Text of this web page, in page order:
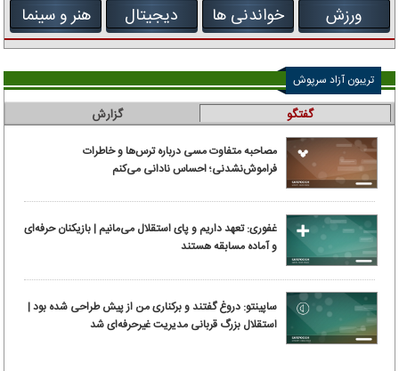
ورزش خواندنی ها دیجیتال هنر و سینما
تریبون آزاد سرپوش
گفتگو گزارش
مصاحبه متفاوت مسی درباره ترس‌ها و خاطرات
فراموش‌نشدنی؛ احساس نادانی می‌کنم
غفوری: تعهد داریم و پای استقلال می‌مانیم | بازیکنان حرفه‌ای
و آماده مسابقه هستند
ساپینتو: دروغ گفتند و برکناری من از پیش طراحی شده بود |
استقلال بزرگ قربانی مدیریت غیرحرفه‌ای شد